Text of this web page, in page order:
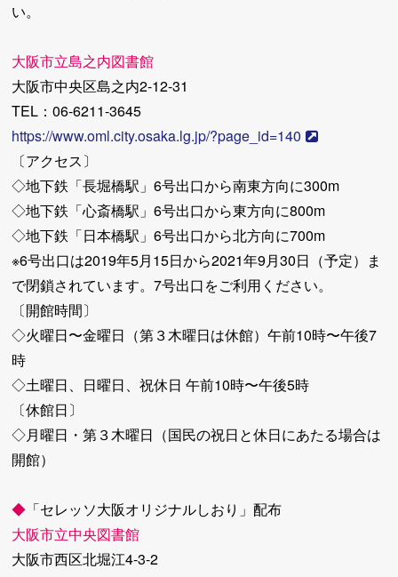
い。
大阪市立島之内図書館
大阪市中央区島之内2-12-31
TEL：06-6211-3645
https://www.oml.city.osaka.lg.jp/?page_id=140
〔アクセス〕
◇地下鉄「長堀橋駅」6号出口から南東方向に300m
◇地下鉄「心斎橋駅」6号出口から東方向に800m
◇地下鉄「日本橋駅」6号出口から北方向に700m
※6号出口は2019年5月15日から2021年9月30日（予定）ま
で閉鎖されています。7号出口をご利用ください。
〔開館時間〕
◇火曜日〜金曜日（第３木曜日は休館）午前10時〜午後7
時
◇土曜日、日曜日、祝休日 午前10時〜午後5時
〔休館日〕
◇月曜日・第３木曜日（国民の祝日と休日にあたる場合は
開館）
◆ 「セレッソ大阪オリジナルしおり」配布
大阪市立中央図書館
大阪市西区北堀江4-3-2